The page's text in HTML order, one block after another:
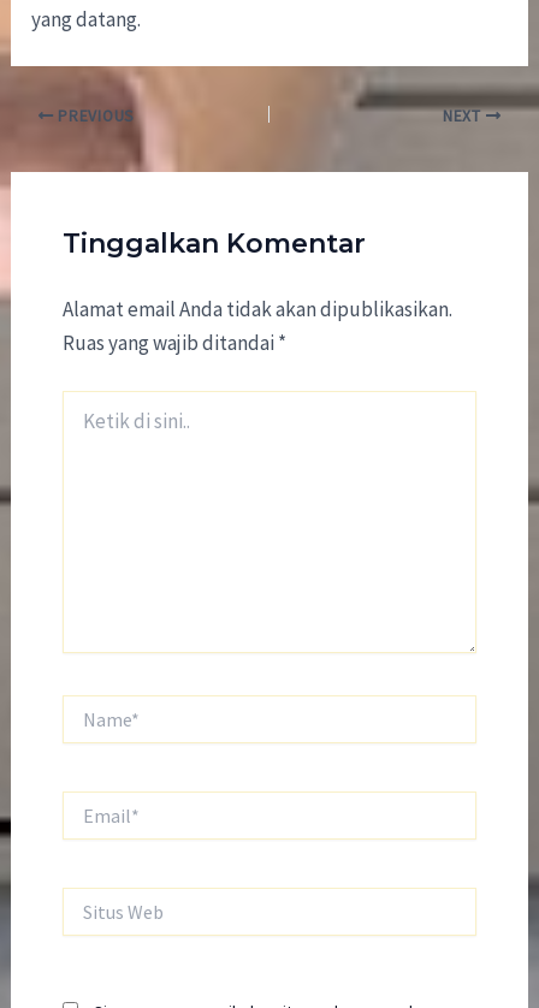
yang datang.
PREVIOUS NEXT
Tinggalkan Komentar
Alamat email Anda tidak akan dipublikasikan.
Ruas yang wajib ditandai*
Web